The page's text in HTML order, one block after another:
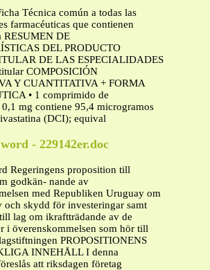
Técnica común a todas las
farmacéuticas que contienen
RESUMEN DE
DEL PRODUCTO
DE LAS ESPECIALIDADES
COMPOSICIÓN
Y CUANTITATIVA + FORMA
• 1 comprimido de
0,1 mg contiene 95,4 microgramos
(DCI); equival
- 229142er.doc
Regeringens proposition till
godkän- nande av
med Republiken Uruguay om
och skydd för investeringar samt
lag om ikraftträdande av de
i överenskommelsen som hör till
PROPOSITIONENS
INNEHÅLL I denna
att riksdagen företag